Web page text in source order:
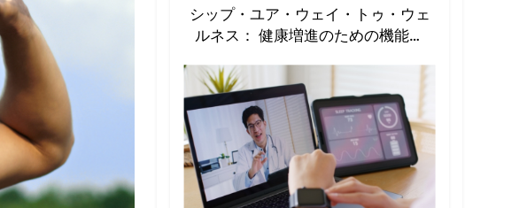
シップ・ユア・ウェイ・トゥ・ウェ
ルネス： 健康増進のための機能性